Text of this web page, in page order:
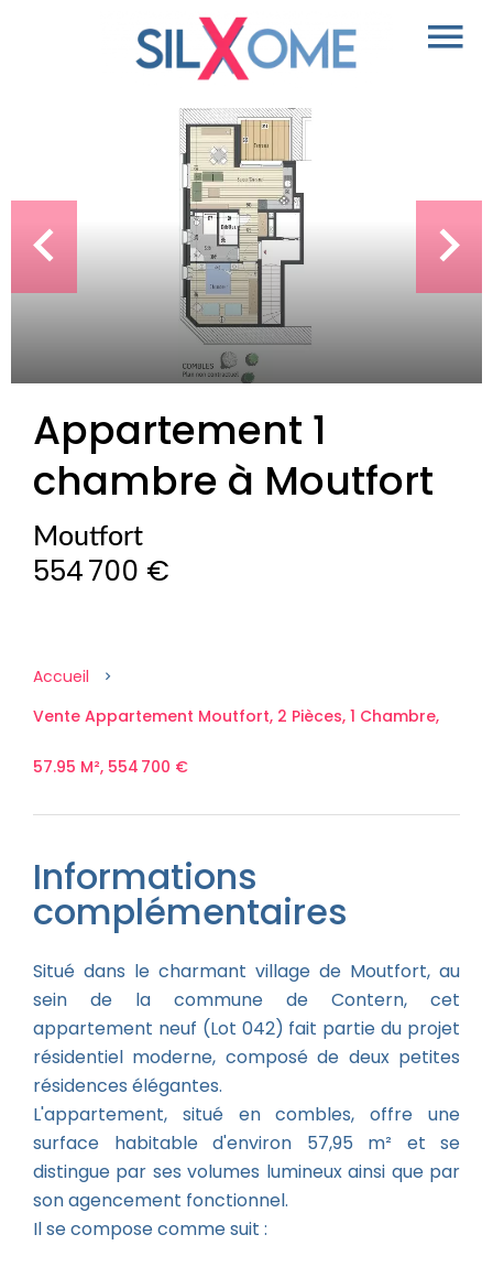
Appartement 1
chambre à Moutfort
Moutfort
554 700 €
Accueil
Vente Appartement Moutfort, 2 Pièces, 1 Chambre,
57.95 M², 554 700 €
Informations
complémentaires
Situé dans le charmant village de Moutfort, au
sein de la commune de Contern, cet
appartement neuf (Lot 042) fait partie du projet
résidentiel moderne, composé de deux petites
résidences élégantes.
L'appartement, situé en combles, offre une
surface habitable d'environ 57,95 m² et se
distingue par ses volumes lumineux ainsi que par
son agencement fonctionnel.
Il se compose comme suit :